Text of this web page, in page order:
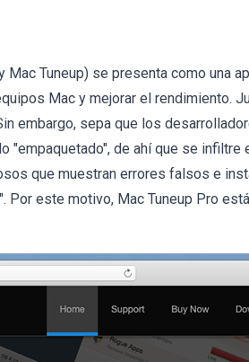
Tuneup) se presenta como una
Mac y mejorar el rendimiento.
embargo, sepa que los
"empaquetado", de ahí que se infiltre
que muestran errores falsos e
este motivo, Mac Tuneup Pro